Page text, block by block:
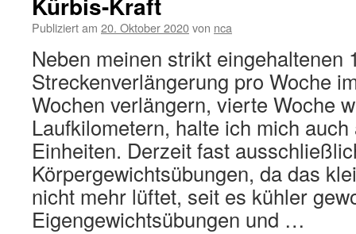
Publiziert am 20. Oktober 2020von nca
Neben meinen strikt eingehaltenen
Streckenverlängerung pro Woche
Wochen verlängern, vierte Woche
Laufkilometern, halte ich mich
Einheiten. Derzeit fast
Körpergewichtsübungen, da das
nicht mehr lüftet, seit es kühler
Eigengewichtsübungen und …